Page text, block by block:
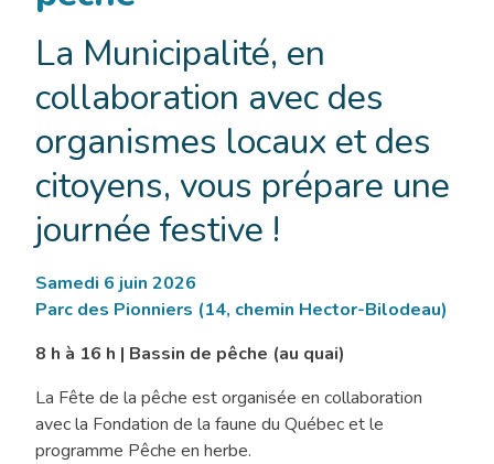
La Municipalité, en
collaboration avec des
organismes locaux et des
citoyens, vous prépare une
journée festive !
Samedi 6 juin 2026
Parc des Pionniers (14, chemin Hector-Bilodeau)
8 h à 16 h | Bassin de pêche (au quai)
La Fête de la pêche est organisée en collaboration
avec la Fondation de la faune du Québec et le
programme Pêche en herbe.